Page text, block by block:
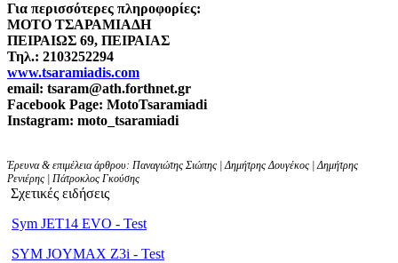
Για περισσότερες πληροφορίες:
MOTO ΤΣΑΡΑΜΙΑΔΗ
ΠΕΙΡΑΙΩΣ 69, ΠΕΙΡΑΙΑΣ
Τηλ.: 2103252294
www.tsaramiadis.com
email: tsaram@ath.forthnet.gr
Facebook Page: MotoTsaramiadi
Instagram: moto_ tsaramiadi
Έρευνα & επιμέλεια άρθρου: Παναγιώτης Σιώπης | Δημήτρης Δουγέκος | Δημήτρης
Ρενιέρης | Πάτροκλος Γκούσης
Σχετικές ειδήσεις
Sym JET14 EVO - Test
SYM JOYMAX Z3i - Test